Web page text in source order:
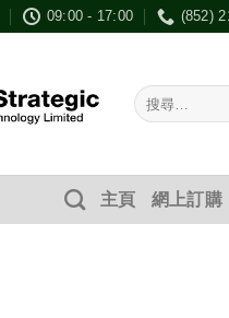
09:00 - 17:00 (852)
搜
尋：
主頁 網上訂購